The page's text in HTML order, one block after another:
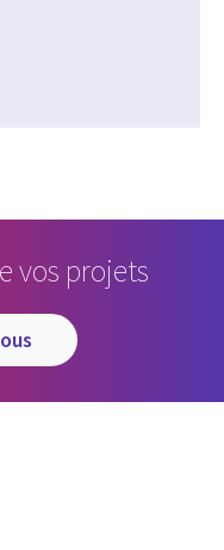
vos projets